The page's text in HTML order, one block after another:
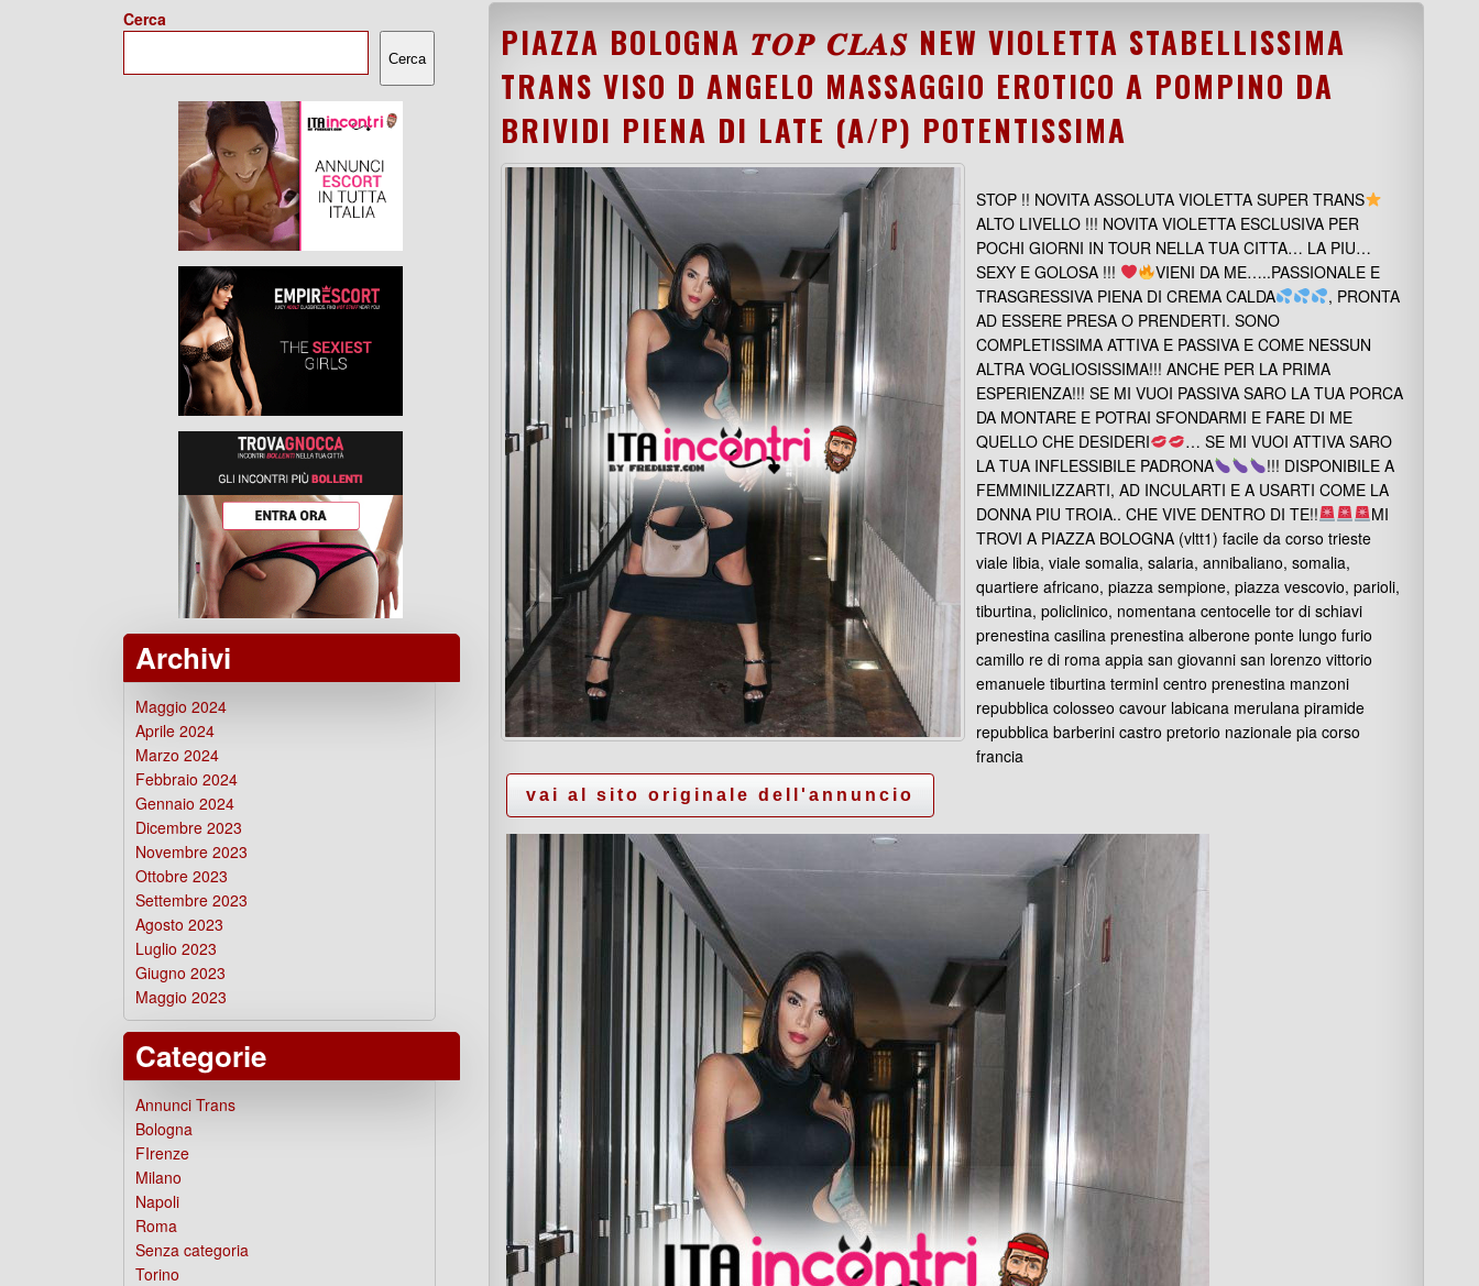
PIAZZA BOLOGNA 𝑻𝑶𝑷 𝑪𝑳𝑨𝑺 NEW VIOLETTA STABELLISSIMA
TRANS VISO D ANGELO MASSAGGIO EROTICO A POMPINO DA
BRIVIDI PIENA DI LATE (A/P) POTENTISSIMA
STOP !! NOVITA ASSOLUTA VIOLETTA SUPER TRANS
ALTO LIVELLO !!! NOVITA VIOLETTA ESCLUSIVA PER
POCHI GIORNI IN TOUR NELLA TUA CITTA… LA PIU…
SEXY E GOLOSA !!!
VIENI DA ME…..PASSIONALE E
TRASGRESSIVA PIENA DI CREMA CALDA
, PRONTA
AD ESSERE PRESA O PRENDERTI. SONO
COMPLETISSIMA ATTIVA E PASSIVA E COME NESSUN
ALTRA VOGLIOSISSIMA!!! ANCHE PER LA PRIMA
ESPERIENZA!!! SE MI VUOI PASSIVA SARO LA TUA PORCA
DA MONTARE E POTRAI SFONDARMI E FARE DI ME
QUELLO CHE DESIDERI
… SE MI VUOI ATTIVA SARO
LA TUA INFLESSIBILE PADRONA
!!! DISPONIBILE A
FEMMINILIZZARTI, AD INCULARTI E A USARTI COME LA
DONNA PIU TROIA.. CHE VIVE DENTRO DI TE!!
MI
TROVI A PIAZZA BOLOGNA (vltt1) facile da corso trieste
viale libia, viale somalia, salaria, annibaliano, somalia,
quartiere africano, piazza sempione, piazza vescovio, parioli,
tiburtina, policlinico, nomentana centocelle tor di schiavi
prenestina casilina prenestina alberone ponte lungo furio
camillo re di roma appia san giovanni san lorenzo vittorio
emanuele tiburtina terminI centro prenestina manzoni
repubblica colosseo cavour labicana merulana piramide
repubblica barberini castro pretorio nazionale pia corso
francia
Cerca
Cerca
Archivi
Maggio 2024
Aprile 2024
Marzo 2024
Febbraio 2024
Gennaio 2024
Dicembre 2023
Novembre 2023
Ottobre 2023
Settembre 2023
Agosto 2023
Luglio 2023
Giugno 2023
Maggio 2023
Categorie
Annunci Trans
Bologna
FIrenze
Milano
Napoli
Roma
Senza categoria
Torino